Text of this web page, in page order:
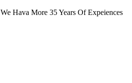
We Hava More 35 Years Of Expeiences